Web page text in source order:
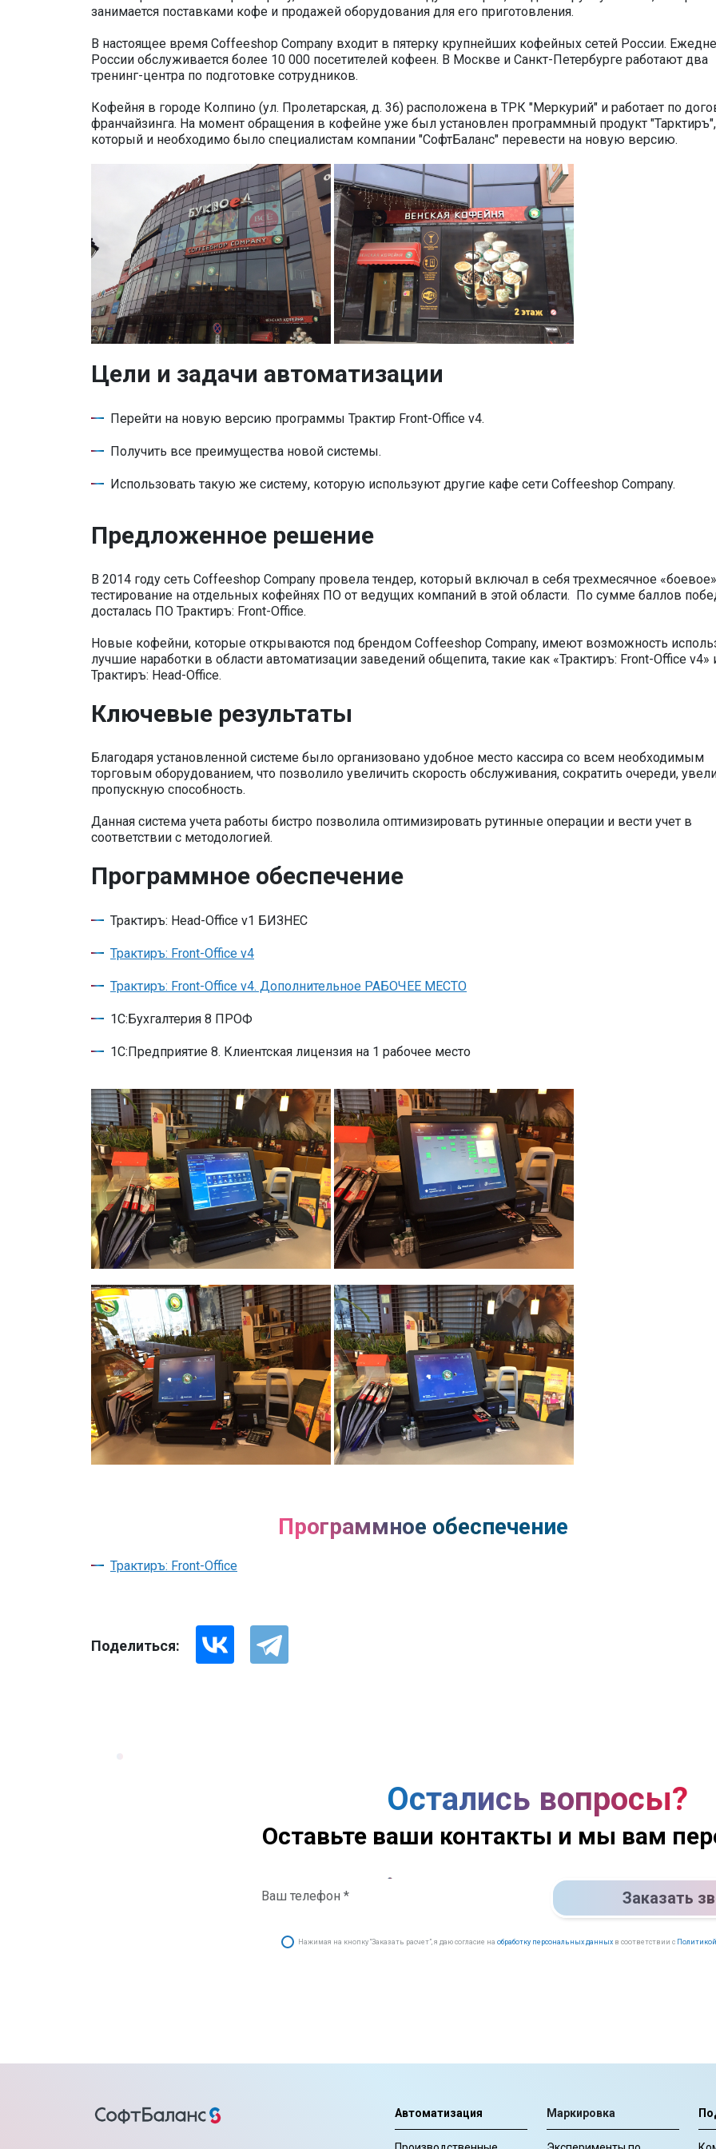
занимается поставками кофе и продажей оборудования для его приготовления.
В настоящее время Coffeeshop Company входит в пятерку крупнейших кофейных сетей России.
России обслуживается более 10 000 посетителей кофеен. В Москве и Санкт-Петербурге работают два
тренинг-центра по подготовке сотрудников.
Кофейня в городе Колпино (ул. Пролетарская, д. 36) расположена в ТРК "Меркурий" и работает по
франчайзинга. На момент обращения в кофейне уже был установлен программный продукт "Тарктиръ",
который и необходимо было специалистам компании "СофтБаланс" перевести на новую версию.
Цели и задачи автоматизации
Перейти на новую версию программы Трактир Front-Office v4.
Получить все преимущества новой системы.
Использовать такую же систему, которую используют другие кафе сети Coffeeshop Company.
Предложенное решение
В 2014 году сеть Coffeeshop Company провела тендер, который включал в себя трехмесячное «боевое»
тестирование на отдельных кофейнях ПО от ведущих компаний в этой области. По сумме баллов
досталась ПО Трактиръ: Front-Office.
Новые кофейни, которые открываются под брендом Coffeeshop Company, имеют возможность
лучшие наработки в области автоматизации заведений общепита, такие как «Трактиръ: Front-Office v4»
Трактиръ: Head-Office.
Ключевые результаты
Благодаря установленной системе было организовано удобное место кассира со всем необходимым
торговым оборудованием, что позволило увеличить скорость обслуживания, сократить очереди,
пропускную способность.
Данная система учета работы бистро позволила оптимизировать рутинные операции и вести учет в
соответствии с методологией.
Программное обеспечение
Трактиръ: Head-Office v1 БИЗНЕС
Трактиръ: Front-Office v4
Трактиръ: Front-Office v4. Дополнительное РАБОЧЕЕ МЕСТО
1С:Бухгалтерия 8 ПРОФ
1С:Предприятие 8. Клиентская лицензия на 1 рабочее место
Программное обеспечение
Трактиръ: Front-Office
Поделиться:
Остались вопросы?
Оставьте ваши контакты и мы вам
Заказать
Нажимая на кнопку “Заказать расчет”, я даю согласие на обработку персональных данных в соответствии с
Автоматизация Маркировка